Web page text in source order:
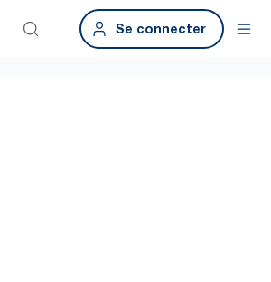
Se connecter